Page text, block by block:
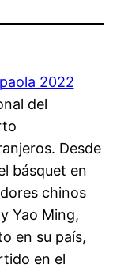
del
Desde
básquet en
chinos
Yao Ming,
en su país,
en el